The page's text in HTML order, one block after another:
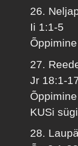
26.
Ii 1:1-5
27.
Jr 18:1-
KUSi
28.